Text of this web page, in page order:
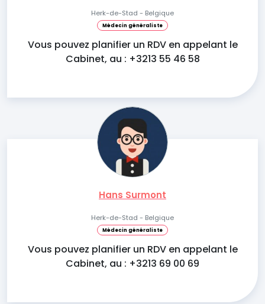
Herk-de-Stad - Belgique
Médecin généraliste
Vous pouvez planifier un RDV en appelant le
Cabinet, au : +3213 55 46 58
Hans Surmont
Herk-de-Stad - Belgique
Médecin généraliste
Vous pouvez planifier un RDV en appelant le
Cabinet, au : +3213 69 00 69